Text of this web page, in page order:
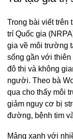
Trong bài viết trên
trí Quốc gia
gia về môi trường
sống gần với
đô thị và không
người. Theo bà
qua cho thấy môi
giảm nguy cơ bị
đường, bệnh tim
Mảng xanh với